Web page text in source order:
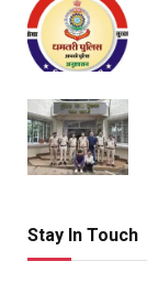
Stay In Touch